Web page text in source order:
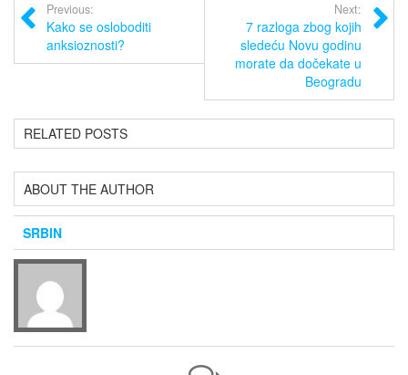
Previous:
Kako se osloboditi
anksioznosti?
Next:
7 razloga zbog kojih
sledeću Novu godinu
morate da dočekate u
Beogradu
RELATED POSTS
ABOUT THE AUTHOR
SRBIN